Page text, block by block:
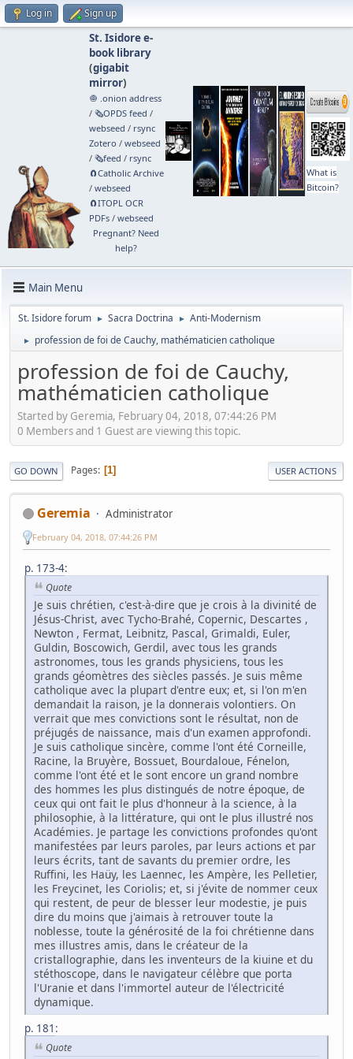
Log in Sign up
St. Isidore e-
book library
(gigabit
mirror)
🧅 .onion address
/ 🗞️OPDS feed /
webseed / rsync
Zotero / webseed
/ 🗞️feed / rsync
🧲⁠Catholic Archive
/ webseed
🧲⁠ITOPL OCR
PDFs/ webseed
Pregnant? Need
help?
What is
Bitcoin?
Main Menu
St. Isidore forum ► Sacra Doctrina ► Anti-Modernism
► profession de foi de Cauchy, mathématicien catholique
profession de foi de Cauchy,
mathématicien catholique
Started by Geremia, February 04, 2018, 07:44:26 PM
0 Members and 1 Guest are viewing this topic.
GO DOWN Pages 1 USER ACTIONS
Geremia Administrator
February 04, 2018, 07:44:26 PM
p. 173-4:
Quote
Je suis chrétien, c'est-à-dire que je crois à la divinité de
Jésus-Christ, avec Tycho-Brahé, Copernic, Descartes ,
Newton , Fermat, Leibnitz, Pascal, Grimaldi, Euler,
Guldin, Boscowich, Gerdil, avec tous les grands
astronomes, tous les grands physiciens, tous les
grands géomètres des siècles passés. Je suis même
catholique avec la plupart d'entre eux; et, si l'on m'en
demandait la raison, je la donnerais volontiers. On
verrait que mes convictions sont le résultat, non de
préjugés de naissance, mais d'un examen approfondi.
Je suis catholique sincère, comme l'ont été Corneille,
Racine, la Bruyère, Bossuet, Bourdaloue, Fénelon,
comme l'ont été et le sont encore un grand nombre
des hommes les plus distingués de notre époque, de
ceux qui ont fait le plus d'honneur à la science, à la
philosophie, à la littérature, qui ont le plus illustré nos
Académies. Je partage les convictions profondes qu'ont
manifestées par leurs paroles, par leurs actions et par
leurs écrits, tant de savants du premier ordre, les
Ruffini, les Haüy, les Laennec, les Ampère, les Pelletier,
les Freycinet, les Coriolis; et, si j'évite de nommer ceux
qui restent, de peur de blesser leur modestie, je puis
dire du moins que j'aimais à retrouver toute la
noblesse, toute la générosité de la foi chrétienne dans
mes illustres amis, dans le créateur de la
cristallographie, dans les inventeurs de la kiuine et du
stéthoscope, dans le navigateur célèbre que porta
l'Uranie et dans l'immortel auteur de l'électricité
dynamique.
p. 181 :
Quote